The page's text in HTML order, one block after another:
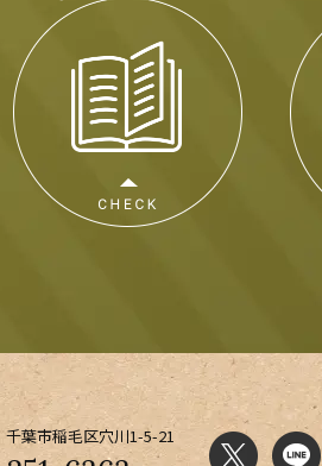
千葉市稲毛区穴川1-5-21